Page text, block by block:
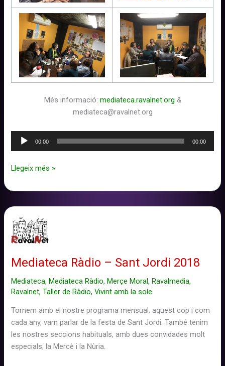
Més informació: mediateca.ravalnet.org &
mediateca@ravalnet.org
Reproductor
00:00 00:00
Mediateca
–
marcha
Llegeix més »
Mediateca Ràdio – Sant Jordi 2018
Mediateca,Mediateca Ràdio,Merçe Moral,Ravalmedia,
Ravalnet,Taller de Ràdio,Vivint amb la sole
Tornem amb el nostre programa mensual, aquest cop i com
cada any, vam parlar de la festa de Sant Jordi. També tenim
les nostres seccions habituals, amb dues convidades molt
especials; la Mercè i la Nùria.